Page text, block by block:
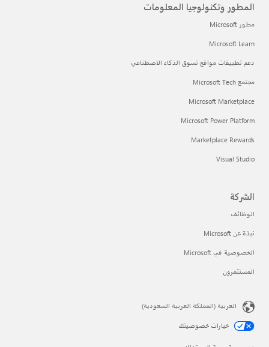
المطور وتكنولوجيا المعلومات
مطور Microsoft
Microsoft Learn
دعم تطبيقات مواقع تسوق الذكاء الاصطناعي
مجتمع Microsoft Tech
Microsoft Marketplace
Microsoft Power Platform
Marketplace Rewards
Visual Studio
الشركة
الوظائف
نبذة عن Microsoft
الخصوصية في Microsoft
المستثمرون
العربية (المملكة العربية السعودية)
خيارات خصوصيتك